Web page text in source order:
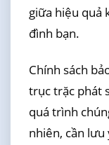
giữa hiệu quả
đình bạn.
Chính sách
trục trặc phát
quá trình
nhiên, cần